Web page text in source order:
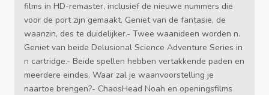
films in HD-remaster, inclusief de nieuwe nummers die
voor de port zijn gemaakt. Geniet van de fantasie, de
waanzin, des te duidelijker.- Twee waanideen worden n.
Geniet van beide Delusional Science Adventure Series in
n cartridge.- Beide spellen hebben vertakkende paden en
meerdere eindes. Waar zal je waanvoorstelling je
naartoe brengen?- ChaosHead Noah en openingsfilms